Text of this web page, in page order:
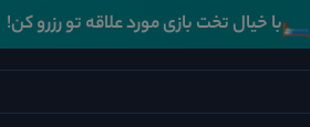
🛏️با خیال تخت بازی مورد علاقه تو رزرو کن!